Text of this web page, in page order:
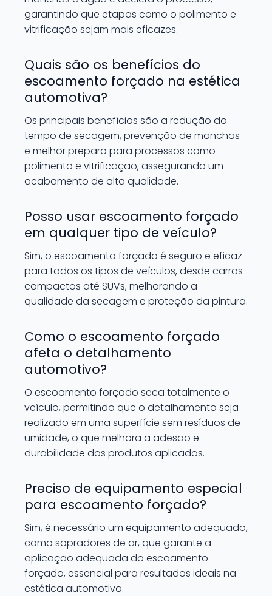
garantindo que etapas como o polimento e
vitrificação sejam mais eficazes.
Quais são os benefícios do
escoamento forçado na estética
automotiva?
Os principais benefícios são a redução do
tempo de secagem, prevenção de manchas
e melhor preparo para processos como
polimento e vitrificação, assegurando um
acabamento de alta qualidade.
Posso usar escoamento forçado
em qualquer tipo de veículo?
Sim, o escoamento forçado é seguro e eficaz
para todos os tipos de veículos, desde carros
compactos até SUVs, melhorando a
qualidade da secagem e proteção da pintura.
Como o escoamento forçado
afeta o detalhamento
automotivo?
O escoamento forçado seca totalmente o
veículo, permitindo que o detalhamento seja
realizado em uma superfície sem resíduos de
umidade, o que melhora a adesão e
durabilidade dos produtos aplicados.
Preciso de equipamento especial
para escoamento forçado?
Sim, é necessário um equipamento adequado,
como sopradores de ar, que garante a
aplicação adequada do escoamento
forçado, essencial para resultados ideais na
estética automotiva.